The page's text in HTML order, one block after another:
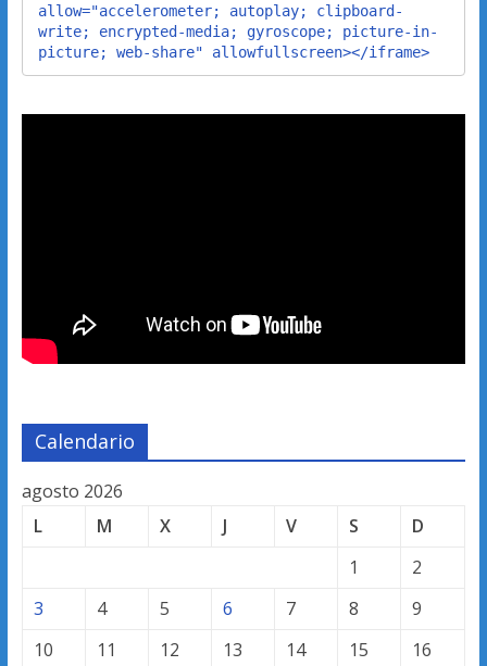
allow="accelerometer; autoplay; clipboard-
write; encrypted-media; gyroscope; picture-in-
picture; web-share" allowfullscreen></iframe>
Calendario
agosto 2026
L
M X J V S
D
1
2
3
4 5 6 7 8
9
10
11 12 13 14 15 16